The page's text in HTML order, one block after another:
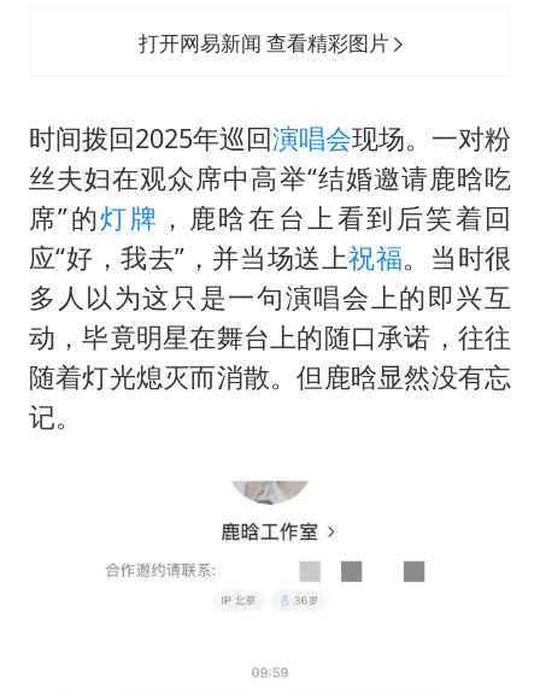
打开网易新闻 查看精彩图片
时间拨回2025年巡回演唱会现场。一对粉
丝夫妇在观众席中高举“结婚邀请鹿晗吃
席”的灯牌 ，鹿晗在台上看到后笑着回
应“好，我去”，并当场送上祝福。当时很
多人以为这只是一句演唱会上的即兴互
动，毕竟明星在舞台上的随口承诺，往往
随着灯光熄灭而消散。但鹿晗显然没有忘
记。